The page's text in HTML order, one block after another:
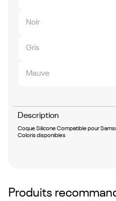
Noir
Gris
Mauve
Description
Coque Silicone Compatible pour
Coloris disponibles
Produits